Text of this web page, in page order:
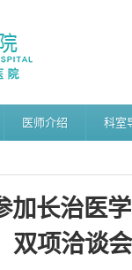
医师介绍 科室
加长治医
双项洽谈会